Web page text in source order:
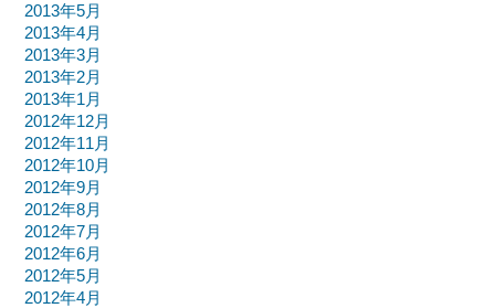
2013年5月
2013年4月
2013年3月
2013年2月
2013年1月
2012年12月
2012年11月
2012年10月
2012年9月
2012年8月
2012年7月
2012年6月
2012年5月
2012年4月